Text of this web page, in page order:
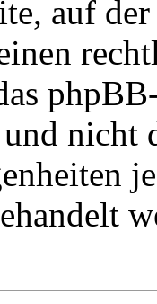
auf
nicht